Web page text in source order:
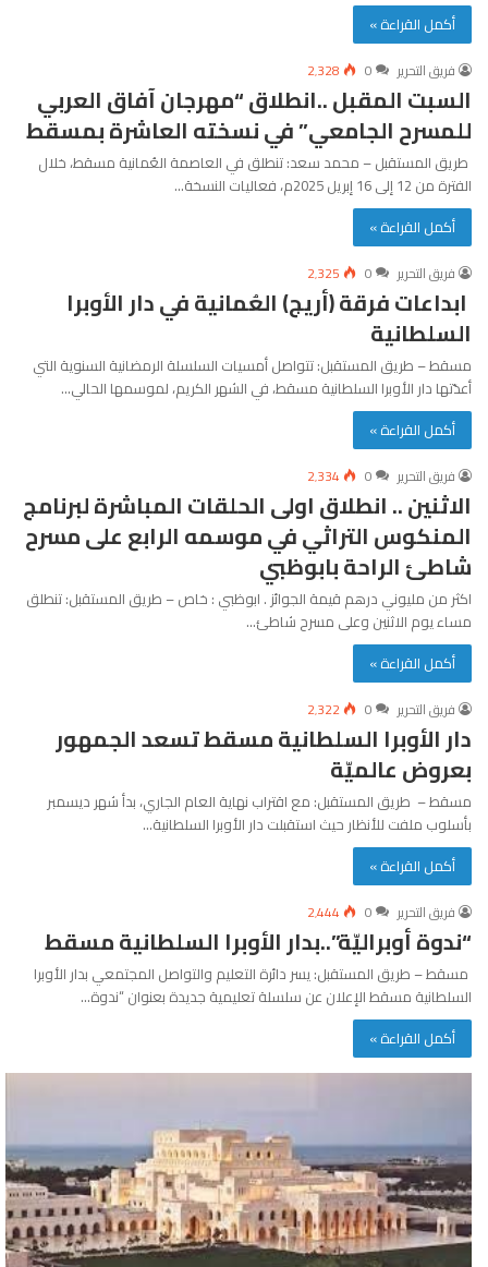
أكمل القراءة »
فريق التحرير 0 2٬328
السبت المقبل ..انطلاق “مهرجان آفاق العربي
للمسرح الجامعي” في نسخته العاشرة بمسقط
طريق المستقبل – محمد سعد: تنطلق في العاصمة العُمانية مسقط، خلال
الفترة من 12 إلى 16 إبريل 2025م، فعاليات النسخة…
أكمل القراءة »
فريق التحرير 0 2٬325
ابداعات فرقة (أريج) العُمانية في دار الأوبرا
السلطانية
مسقط – طريق المستقبل: تتواصل أمسيات السلسلة الرمضانية السنوية التي
أعدّتها دار الأوبرا السلطانية مسقط، في الشهر الكريم، لموسمها الحالي…
أكمل القراءة »
فريق التحرير 0 2٬334
الاثنين .. انطلاق اولى الحلقات المباشرة لبرنامج
المنكوس التراثي في موسمه الرابع على مسرح
شاطئ الراحة بابوظبي
اكثر من مليوني درهم قيمة الجوائز . ابوظبي : خاص – طريق المستقبل: تنطلق
مساء يوم الاثنين وعلى مسرح شاطئ…
أكمل القراءة »
فريق التحرير 0 2٬322
دار الأوبرا السلطانية مسقط تسعد الجمهور
بعروض عالميّة
مسقط – طريق المستقبل: مع اقتراب نهاية العام الجاري، بدأ شهر ديسمبر
بأسلوب ملفت للأنظار حيث استقبلت دار الأوبرا السلطانية…
أكمل القراءة »
فريق التحرير 0 2٬444
“ندوة أوبراليّة”..بدار الأوبرا السلطانية مسقط
مسقط – طريق المستقبل: يسر دائرة التعليم والتواصل المجتمعي بدار الأوبرا
السلطانية مسقط الإعلان عن سلسلة تعليمية جديدة بعنوان “ندوة…
أكمل القراءة »